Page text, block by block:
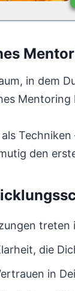
in dem
den
treten
die
in